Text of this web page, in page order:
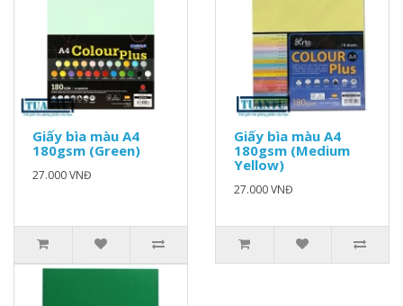
Giấy bìa màu A4
180gsm (Green)
27.000 VNĐ
Giấy bìa màu A4
180gsm (Medium
Yellow)
27.000 VNĐ